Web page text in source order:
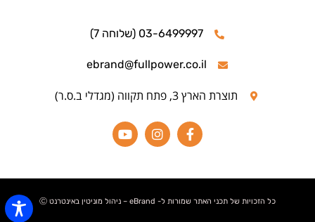
03-6499997 (שלוחה 7)
ebrand@fullpower.co.il
תוצרת הארץ 3, פתח תקווה (מגדלי ב.ס.ר)
כל הזכויות של תכני האתר שמורות ל- eBrand – ניהול מוניטין באינטרנט Ⓒ